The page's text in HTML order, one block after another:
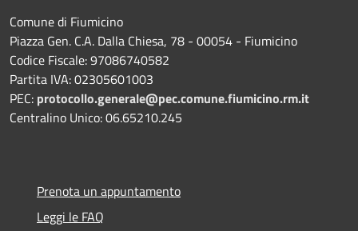
Comune di Fiumicino
Piazza Gen. C.A. Dalla Chiesa, 78 - 00054 - Fiumicino
Codice Fiscale: 97086740582
Partita IVA: 02305601003
PEC: protocollo.generale@pec.comune.fiumicino.rm.it
Centralino Unico: 06.65210.245
Prenota un appuntamento
Leggi le FAQ